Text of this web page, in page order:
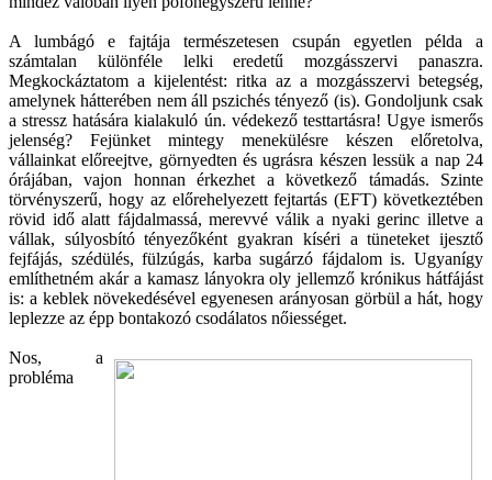
A lumbágó e fajtája természetesen csupán egyetlen példa a
számtalan különféle lelki eredetű mozgásszervi panaszra.
Megkockáztatom a kijelentést: ritka az a mozgásszervi betegség,
amelynek hátterében nem áll pszichés tényező (is). Gondoljunk csak
a stressz hatására kialakuló ún. védekező testtartásra! Ugye ismerős
jelenség? Fejünket mintegy menekülésre készen előretolva,
vállainkat előreejtve, görnyedten és ugrásra készen lessük a nap 24
órájában, vajon honnan érkezhet a következő támadás. Szinte
törvényszerű, hogy az előrehelyezett fejtartás (EFT) következtében
rövid idő alatt fájdalmassá, merevvé válik a nyaki gerinc illetve a
vállak, súlyosbító tényezőként gyakran kíséri a tüneteket ijesztő
fejfájás, szédülés, fülzúgás, karba sugárzó fájdalom is. Ugyanígy
említhetném akár a kamasz lányokra oly jellemző krónikus hátfájást
is: a keblek növekedésével egyenesen arányosan görbül a hát, hogy
leplezze az épp bontakozó csodálatos nőiességet.
Nos, a
probléma